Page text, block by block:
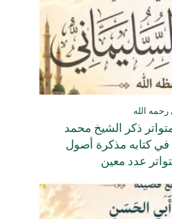
رحمه الله
ذكر الشيخ محمد
في كتابه مذكرة أصول
عدد معين